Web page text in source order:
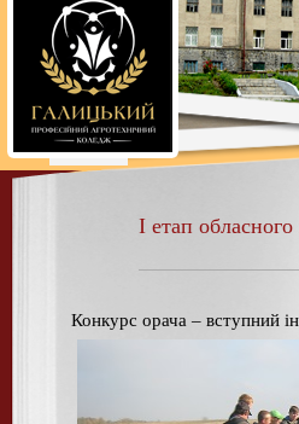
І етап
Конкурс орача – вступний